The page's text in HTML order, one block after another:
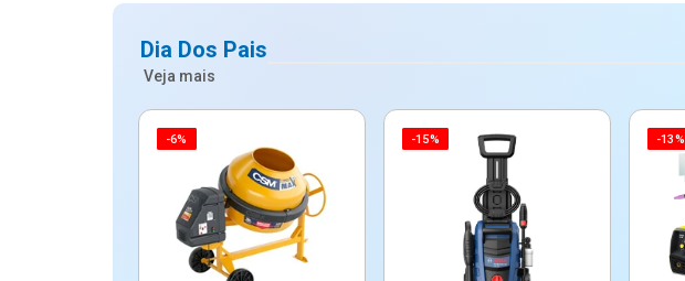
Dia Dos Pais
Veja mais
-6% -15% -13%